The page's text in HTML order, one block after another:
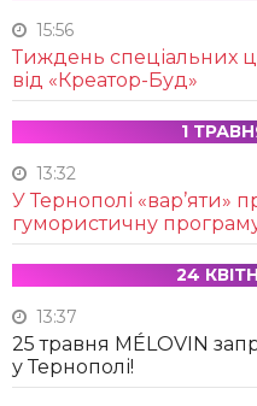
15:56
Тиждень спеціальних
від «Креатор-Буд»
1
13:32
У Тернополі «вар’яти»
гумористичну
24
13:37
25 травня MÉLOVIN
у Тернополі!